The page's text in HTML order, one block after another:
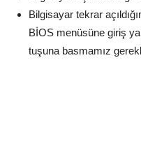
Bilgisayar tekrar
BİOS menüsüne giriş
tuşuna basmamız